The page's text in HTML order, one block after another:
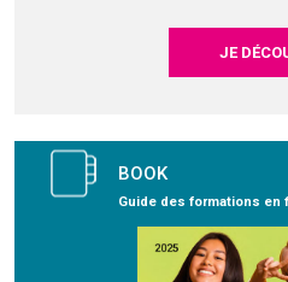
JE
BOOK
Guide des formations en